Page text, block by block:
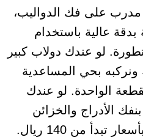
مدرب على فك الدواليب،
بدقة عالية باستخدام
لو عندك دولاب كبير
ونركبه بحي المساعدية
من 90 ريال للقطعة الواحدة. لو عندك
الأدراج والخزائن
تبدأ من 140 ريال.